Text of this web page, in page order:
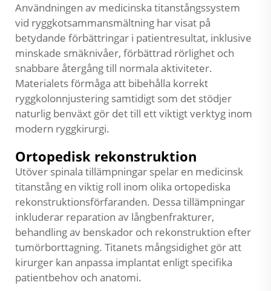
Användningen av medicinska titanstångssystem
vid ryggkotsammansmältning har visat på
betydande förbättringar i patientresultat, inklusive
minskade smäknivåer, förbättrad rörlighet och
snabbare återgång till normala aktiviteter.
Materialets förmåga att bibehålla korrekt
ryggkolonnjustering samtidigt som det stödjer
naturlig benväxt gör det till ett viktigt verktyg inom
modern ryggkirurgi.
Ortopedisk rekonstruktion
Utöver spinala tillämpningar spelar en medicinsk
titanstång en viktig roll inom olika ortopediska
rekonstruktionsförfaranden. Dessa tillämpningar
inkluderar reparation av långbenfrakturer,
behandling av benskador och rekonstruktion efter
tumörborttagning. Titanets mångsidighet gör att
kirurger kan anpassa implantat enligt specifika
patientbehov och anatomi.